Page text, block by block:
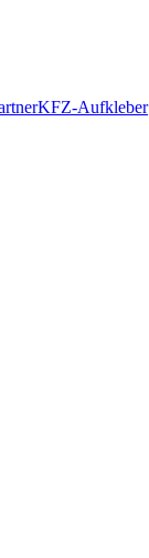
KFZ-Aufkleber